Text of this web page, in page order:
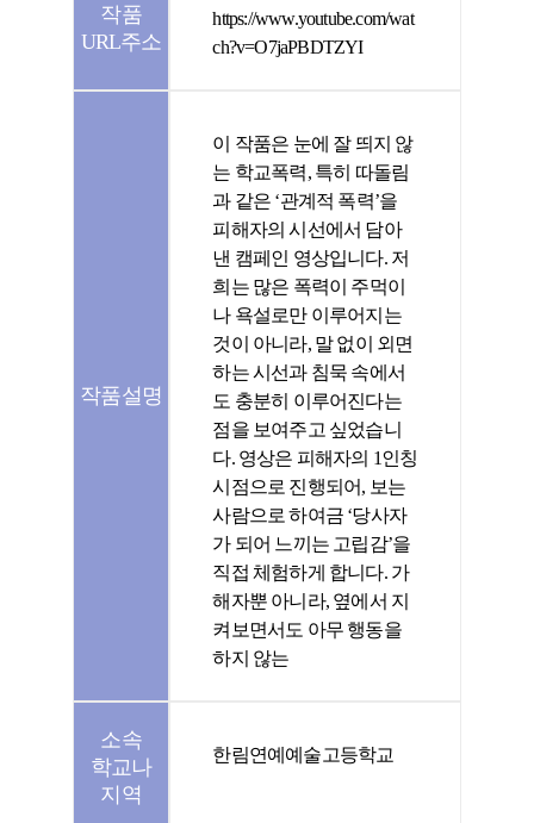
작품
URL주소
https://www.youtube.com/wat
ch?v=O7jaPBDTZYI
작품설명
이 작품은 눈에 잘 띄지 않
는 학교폭력, 특히 따돌림
과 같은 ‘관계적 폭력’을
피해자의 시선에서 담아
낸 캠페인 영상입니다. 저
희는 많은 폭력이 주먹이
나 욕설로만 이루어지는
것이 아니라, 말 없이 외면
하는 시선과 침묵 속에서
도 충분히 이루어진다는
점을 보여주고 싶었습니
다. 영상은 피해자의 1인칭
시점으로 진행되어, 보는
사람으로 하여금 ‘당사자
가 되어 느끼는 고립감’을
직접 체험하게 합니다. 가
해자뿐 아니라, 옆에서 지
켜보면서도 아무 행동을
하지 않는
소속
학교나
지역
한림연예예술고등학교